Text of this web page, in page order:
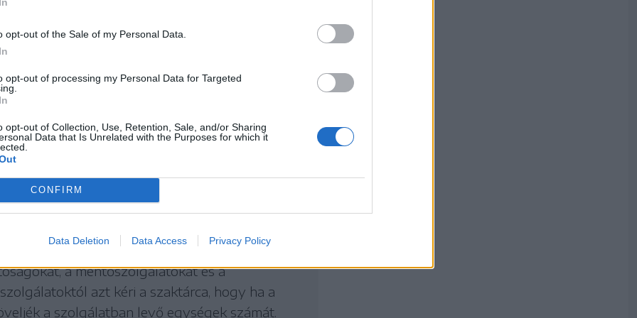
opt-out of the Sale of my Personal Data.
opt-out of processing my Personal Data for Targeted
opt-out of Collection, Use, Retention, Sale, and/or Sharing
Data that Is Unrelated with the Purposes for which it
CONFIRM
Data Deletion Data Access Privacy Policy
Argeș, Teleorman, Giurgiu, Dâmbovița,
Ilfov megyében és Bukarestben vörös, a
Moldvában és Dobrudzsa déli részén
Moldva és Erdély nagy részén, illetve
lesz érvényben.
az egészségügyben
aktiválására szólította fel az egészségügyi
a mentőszolgálatokat és a
azt kéri a szaktárca, hogy ha a
a szolgálatban levő egységek számát.